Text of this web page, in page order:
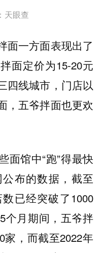
天眼查
面一方面表现出了
面定价为15-20元
四线城市，门店以
，五爷拌面也更欢
面馆中“跑”得最快
布的数据，截至
已经突破了1000
个月期间，五爷拌
，而截至2022年